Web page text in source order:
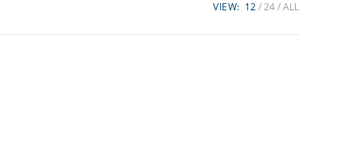
VIEW: 12 24 ALL